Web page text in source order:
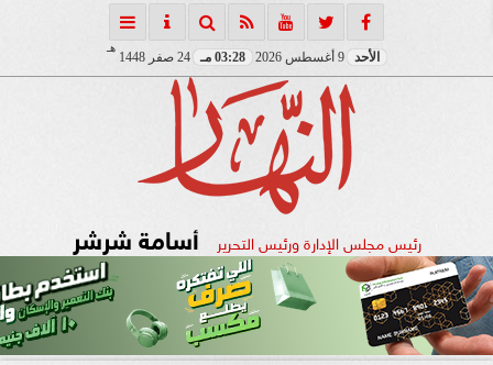
الأحد 03:28 مـ 24 صفر 1448
هـ
رئيس مجلس الإدارة ورئيس التحرير أسامة شرشر